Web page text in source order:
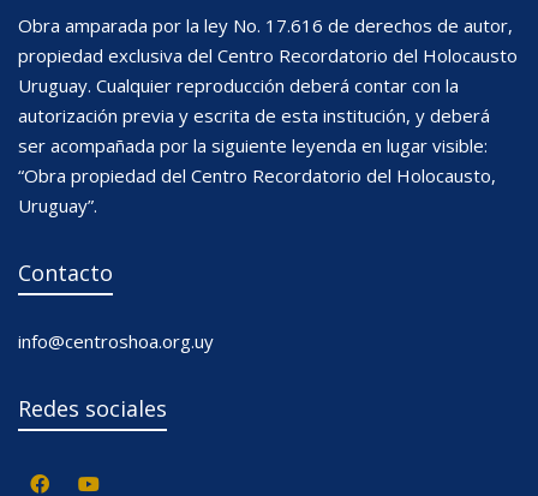
Obra amparada por la ley No. 17.616 de derechos de autor,
propiedad exclusiva del Centro Recordatorio del Holocausto
Uruguay. Cualquier reproducción deberá contar con la
autorización previa y escrita de esta institución, y deberá
ser acompañada por la siguiente leyenda en lugar visible:
“Obra propiedad del Centro Recordatorio del Holocausto,
Uruguay”.
Contacto
info@centroshoa.org.uy
Redes sociales